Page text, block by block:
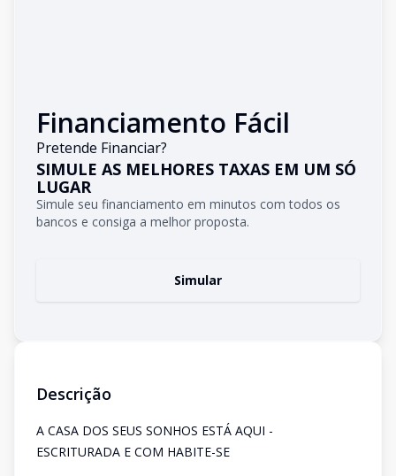
Financiamento Fácil
Pretende Financiar?
SIMULE AS MELHORES TAXAS EM UM SÓ
LUGAR
Simule seu financiamento em minutos com todos os
bancos e consiga a melhor proposta.
Simular
Descrição
A CASA DOS SEUS SONHOS ESTÁ AQUI -
ESCRITURADA E COM HABITE-SE